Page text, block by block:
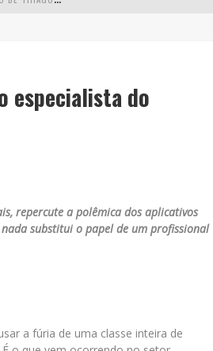
especialista do
repercute a polêmica dos aplicativos
substitui o papel de um profissional
a fúria de uma classe inteira de